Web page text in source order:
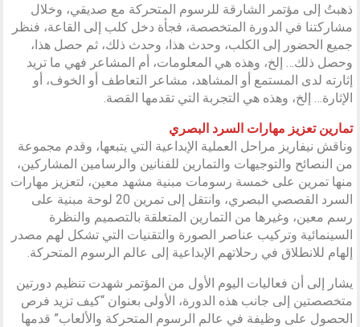
ذهبتُ إلى مؤتمر الشارقة للرسوم المتحركة مع صديقي، وخلال
مشاركتنا في الدورة المتخصصة، فجأة دخل كلب إلى القاعة، فنظر
جميع الحضور إلى الكلب، وحدث هذا، وحدث ذلك، ثم حصل هذا،
وحصل ذلك… إلخ، وهذه هي المعلومات، أم المشاعر فهي ما تريد
إثارته لدى المستمع أو المشاهد، مشاعر التعاطف أو الخوف، أو
الإثارة… إلخ، وهذه هي التجربة التي تقدمها القصة.
تمارين تعزيز مهارات السرد البصري
وناقش نيفاريز مراحل العملية الإبداعية التي يتبعها، وقدم مجموعة
من النصائح والتوجيهات والتمارين للفنانين والرسامين المشاركين،
منها تمرين على خمسة رسومات مبنية مشهد معين، لتعزيز مهارات
السرد القصصي البصري، وانتقل إلى تمرين 20 لوحة مبنية على
رسم معين، وغيرها من التمارين المتعلقة بالتصميم والنظرة
السينمائية وتركيب عناصر الصورة والتقنيات التي تشكل لهم مصدر
إلهام للانطلاق في رحلاتهم الإبداعية إلى عالم الرسوم المتحركة.
يشار إلى أن فعاليات اليوم الأول من المؤتمر شهدت تنظيم دورتين
متخصصتين إلى جانب هذه الدورة، الأولى بعنوان “كيف تزيد فرص
الحصول على وظيفة في عالم الرسوم المتحركة والألعاب” قدمها